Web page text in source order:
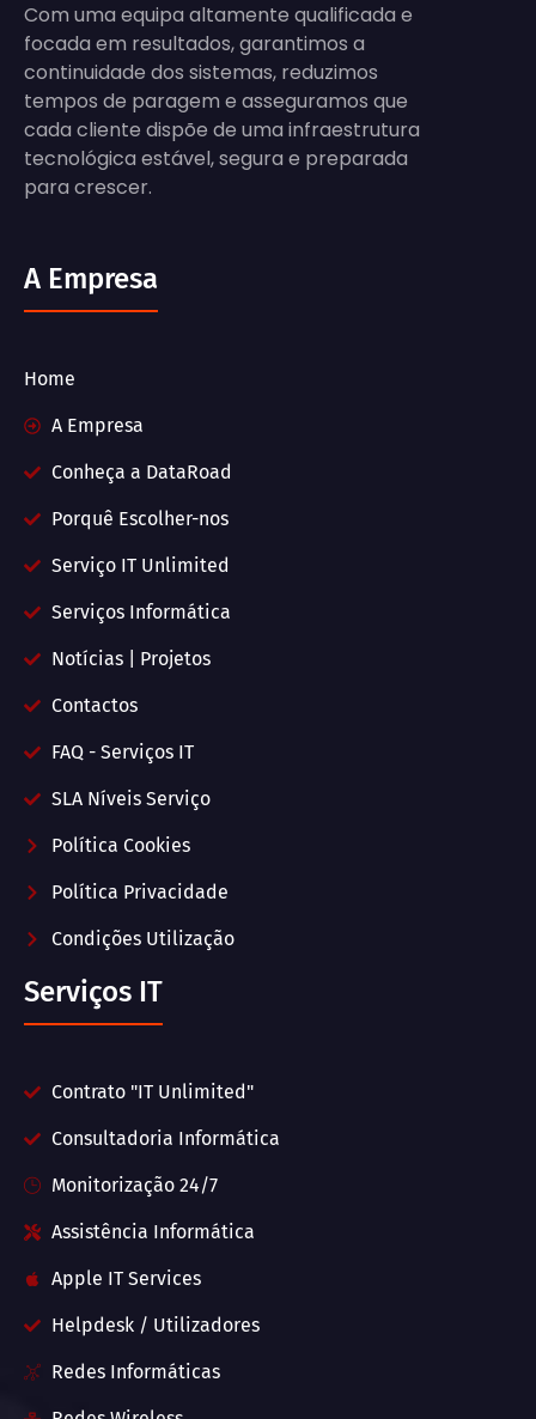
Com uma equipa altamente qualificada e
focada em resultados, garantimos a
continuidade dos sistemas, reduzimos
tempos de paragem e asseguramos que
cada cliente dispõe de uma infraestrutura
tecnológica estável, segura e preparada
para crescer.
A Empresa
Home
A Empresa
Conheça a DataRoad
Porquê Escolher-nos
Serviço IT Unlimited
Serviços Informática
Notícias | Projetos
Contactos
FAQ - Serviços IT
SLA Níveis Serviço
Política Cookies
Política Privacidade
Condições Utilização
Serviços IT
Contrato "IT Unlimited"
Consultadoria Informática
Monitorização 24/7
Assistência Informática
Apple IT Services
Helpdesk / Utilizadores
Redes Informáticas